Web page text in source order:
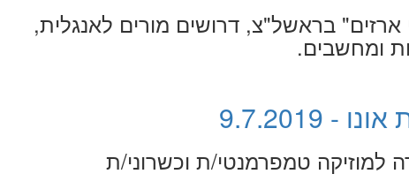
ארזים" בראשל"צ, דרושים מורים לאנגלית,
ומחשבים.
למוזיקה טמפרמנטי/ת וכשרוני/ת